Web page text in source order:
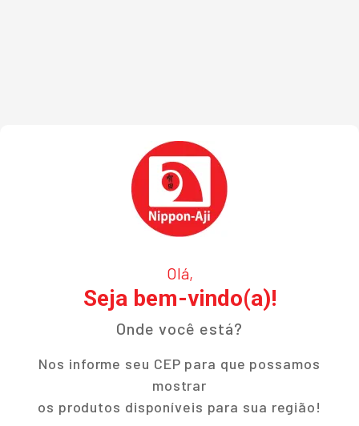
Olá,
Seja bem-vindo(a)!
Onde você está?
Nos informe seu CEP para que possamos
mostrar
os produtos disponíveis para sua região!